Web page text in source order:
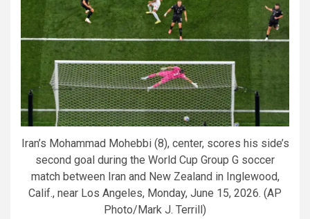
Iran’s Mohammad Mohebbi (8), center, scores his side’s
second goal during the World Cup Group G soccer
match between Iran and New Zealand in Inglewood,
Calif., near Los Angeles, Monday, June 15, 2026. (AP
Photo/Mark J. Terrill)